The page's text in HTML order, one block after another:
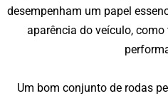
desempenham um papel
aparência do veículo,
Um bom conjunto de rodas